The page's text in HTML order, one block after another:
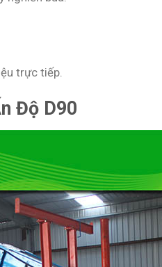
trực tiếp.
Độ D90